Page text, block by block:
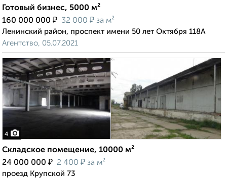
Готовый бизнес, 5000 м²
160 000 000 ₽ 32 000 ₽ за м²
Ленинский район, проспект имени 50 лет Октября 118А
Агентство, 05.07.2021
4
Складское помещение, 10000 м²
24 000 000 ₽ 2 400 ₽ за м²
проезд Крупской 73